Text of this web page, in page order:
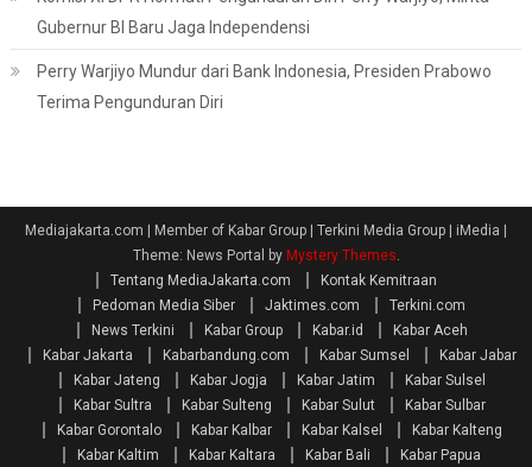
Gubernur BI Baru Jaga Independensi
Perry Warjiyo Mundur dari Bank Indonesia, Presiden Prabowo
Terima Pengunduran Diri
Mediajakarta.com | Member of Kabar Group | Terkini Media Group | iMedia
Theme: News Portal by Mystery Themes.
Tentang MediaJakarta.com
Kontak Kemitraan
Pedoman Media Siber
Jaktimes.com
Terkini.com
News Terkini
Kabar Group Kabar.id
Kabar Aceh
Kabar Jakarta
Kabarbandung.com Kabar Sumsel
Kabar Jabar
Kabar Jateng
Kabar Jogja Kabar Jatim
Kabar Sulsel
Kabar Sultra
Kabar Sulteng Kabar Sulut
Kabar Sulbar
Kabar Gorontalo
Kabar Kalbar Kabar Kalsel
Kabar Kalteng
Kabar Kaltim
Kabar Kaltara Kabar Bali Kabar Papua